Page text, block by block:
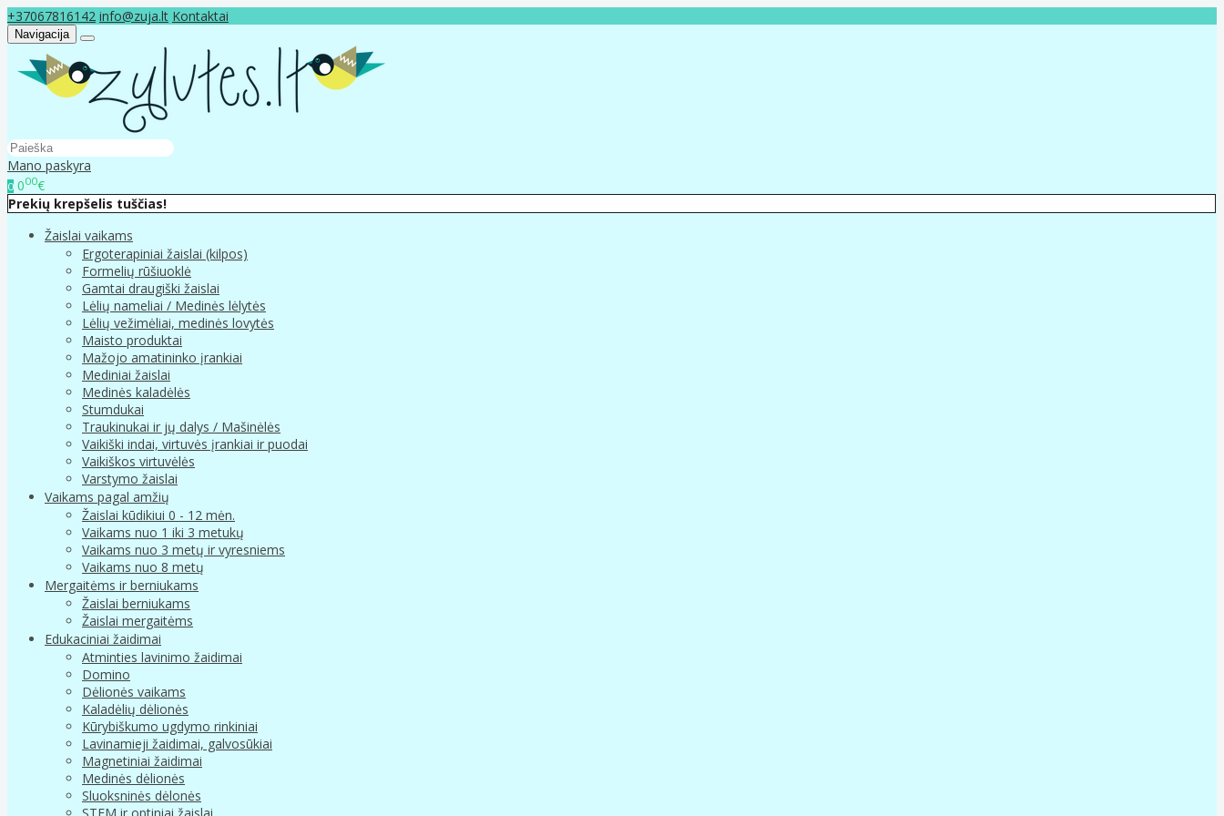
+37067816142 info@zuja.lt Kontaktai
Navigacija
Mano paskyra
0 000€
Prekių krepšelis tuščias!
Žaislai vaikams
Ergoterapiniai žaislai (kilpos)
Formelių rūšiuoklė
Gamtai draugiški žaislai
Lėlių nameliai / Medinės lėlytės
Lėlių vežimėliai, medinės lovytės
Maisto produktai
Mažojo amatininko įrankiai
Mediniai žaislai
Medinės kaladėlės
Stumdukai
Traukinukai ir jų dalys / Mašinėlės
Vaikiški indai, virtuvės įrankiai ir puodai
Vaikiškos virtuvėlės
Varstymo žaislai
Vaikams pagal amžių
Žaislai kūdikiui 0 - 12 mėn.
Vaikams nuo 1 iki 3 metukų
Vaikams nuo 3 metų ir vyresniems
Vaikams nuo 8 metų
Mergaitėms ir berniukams
Žaislai berniukams
Žaislai mergaitėms
Edukaciniai žaidimai
Atminties lavinimo žaidimai
Domino
Dėlionės vaikams
Kaladėlių dėlionės
Kūrybiškumo ugdymo rinkiniai
Lavinamieji žaidimai, galvosūkiai
Magnetiniai žaidimai
Medinės dėlionės
Sluoksninės dėlonės
STEM ir optiniai žaislai